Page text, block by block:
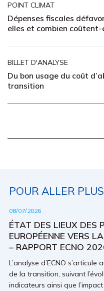
POINT CLIMAT
Dépenses fiscales
elles et combien coûtent-
BILLET D'ANALYSE
Du bon usage du coût
transition
POUR ALLER
08/07/2026
ÉTAT DES LIEUX DES
EUROPÉENNE VERS
– RAPPORT ECNO
L’analyse d’ECNO
de la transition, suivant
indicateurs ainsi que